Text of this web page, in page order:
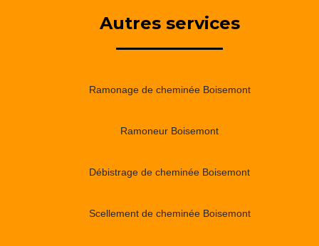
Autres services
Ramonage de cheminée Boisemont
Ramoneur Boisemont
Débistrage de cheminée Boisemont
Scellement de cheminée Boisemont